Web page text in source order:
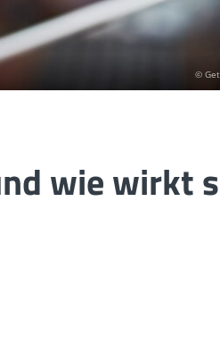
©
wie wirkt